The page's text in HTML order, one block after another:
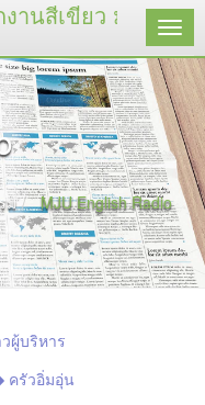
านสีเขียว มหาวิทย
เมนู
ม MJU English Radio
ผู้บริหาร
ครัวอิ่มอุ่น